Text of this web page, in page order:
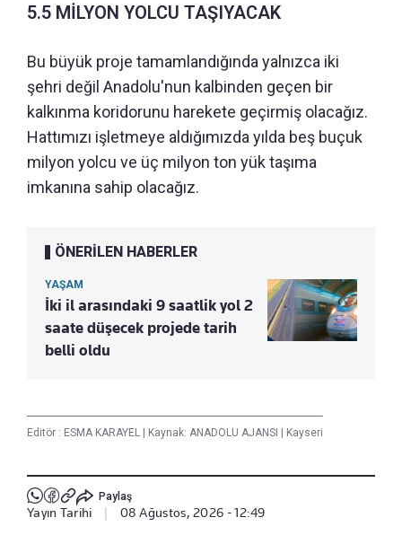
5.5 MİLYON YOLCU TAŞIYACAK
Bu büyük proje tamamlandığında yalnızca iki
şehri değil Anadolu'nun kalbinden geçen bir
kalkınma koridorunu harekete geçirmiş olacağız.
Hattımızı işletmeye aldığımızda yılda beş buçuk
milyon yolcu ve üç milyon ton yük taşıma
imkanına sahip olacağız.
ÖNERİLEN HABERLER
YAŞAM
İki il arasındaki 9 saatlik yol 2
saate düşecek projede tarih
belli oldu
Editör : ESMA KARAYEL | Kaynak: ANADOLU AJANSI | Kayseri
Paylaş
Yayın Tarihi 08 Ağustos, 2026 - 12:49